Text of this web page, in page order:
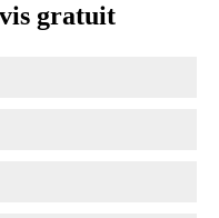
gratuit